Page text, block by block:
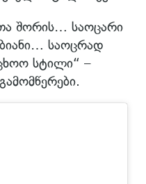
შორის… საოცარი
საოცრად
სტილი“ –